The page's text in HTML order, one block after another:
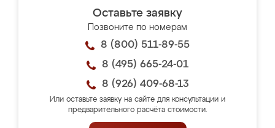
Оставьте заявку
Позвоните по номерам
8 (800) 511-89-55
8 (495) 665-24-01
8 (926) 409-68-13
Или оставьте заявку на сайте для консультации и
предварительного расчёта стоимости.